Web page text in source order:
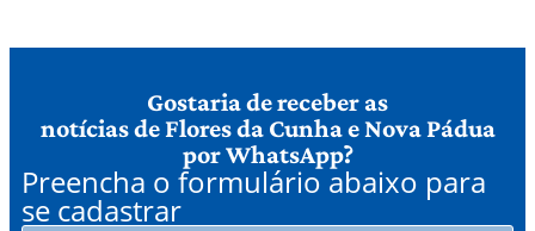
Gostaria de receber as
notícias de Flores da Cunha e Nova Pádua
por WhatsApp?
Preencha o formulário abaixo para
se cadastrar